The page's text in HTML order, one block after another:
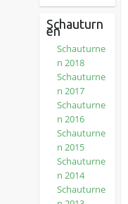
Schauturn
en
Schauturne
n 2018
Schauturne
n 2017
Schauturne
n 2016
Schauturne
n 2015
Schauturne
n 2014
Schauturne